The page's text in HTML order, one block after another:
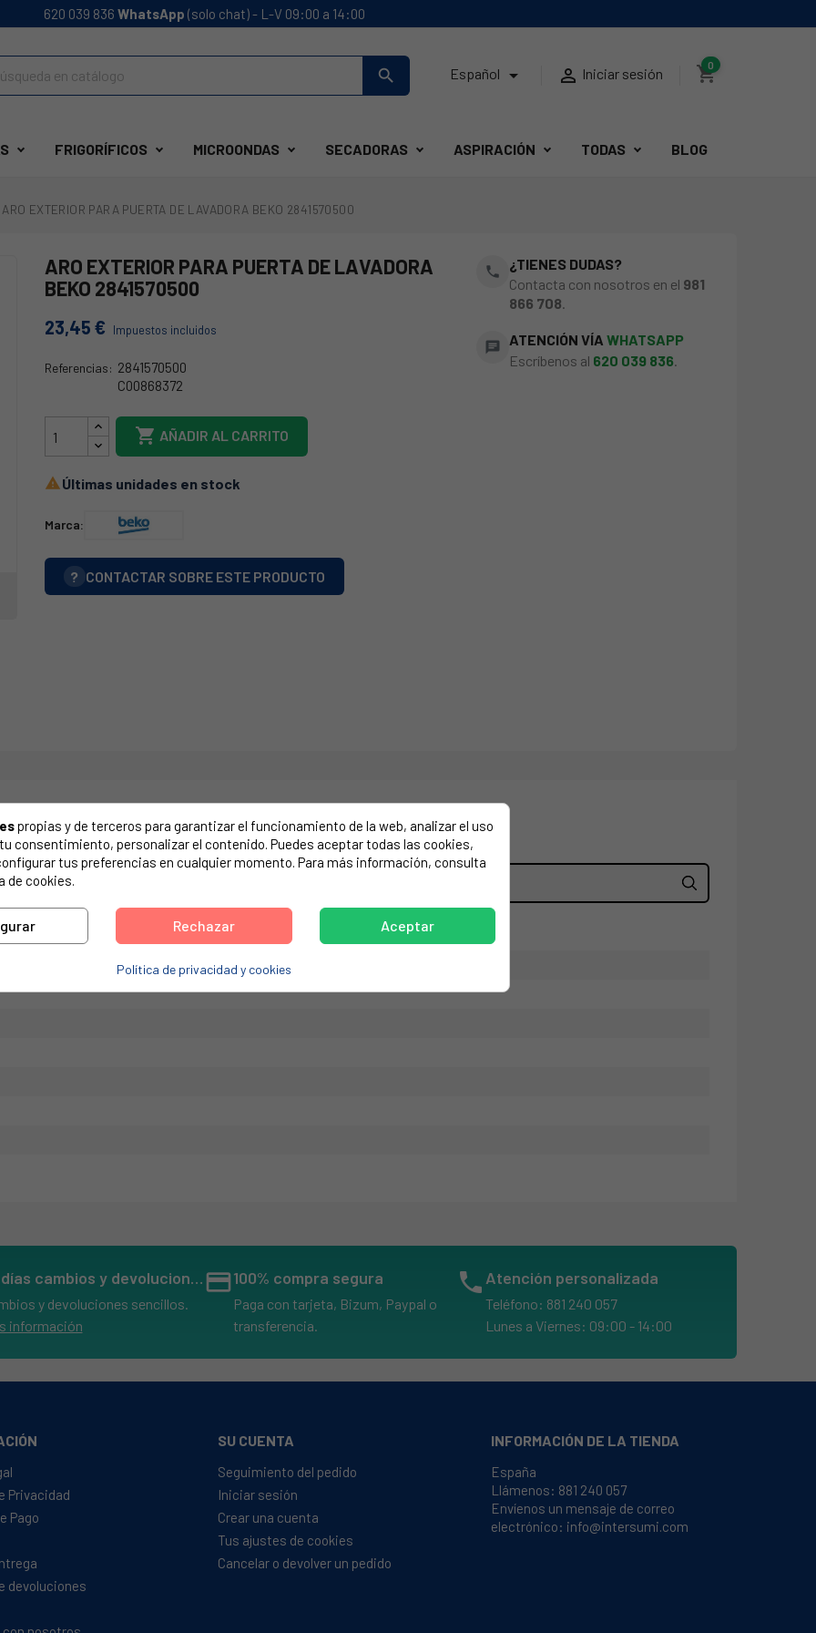
620 039 836 WhatsApp (solo chat) - L-V 09:00 a 14:00
search Español   Iniciar sesión shopping_cart
0
FRIGORÍFICOS MICROONDAS SECADORAS ASPIRACIÓN TODAS BLOG
ARO EXTERIOR PARA PUERTA DE LAVADORA BEKO 2841570500
ARO EXTERIOR PARA PUERTA DE LAVADORA
BEKO 2841570500
23,45 € Impuestos incluidos
Referencias: 2841570500
C00868372
 AÑADIR AL CARRITO
 Últimas unidades en stock
Marca:
? CONTACTAR SOBRE ESTE PRODUCTO
phone
¿TIENES DUDAS?
Contacta con nosotros en el 981
866 708.
chat ATENCIÓN VÍAWHATSAPP
Escríbenos al 620 039 836
tu electrodoméstico. Suele estar formado por números y letras.
BEKO 2841570500, C00868372.
E45100
B13 E4510
E45120
E451000
E45120
E451200
E45100
E45100
14 días cambios y devoluciones
y devoluciones sencillos.
información
credit_card100% compra segura
Paga con tarjeta, Bizum, Paypal o
transferencia.
phone Atención personalizada
Teléfono: 881 240 057
Lunes a Viernes: 09:00 - 14:00
Privacidad
Pago
devoluciones
SU CUENTA
Seguimiento del pedido
Iniciar sesión
Crear una cuenta
Tus ajustes de cookies
Cancelar o devolver un pedido
INFORMACIÓN DE LA TIENDA
España
Llámenos: 881 240 057
Envíenos un mensaje de correo
electrónico: info@intersumi.com
propias y de terceros para garantizar el funcionamiento de la web, analizar el uso
consentimiento, personalizar el contenido. Puedes aceptar todas las cookies,
tus preferencias en cualquier momento. Para más información, consulta
de cookies.
Rechazar Aceptar
Política de privacidad y cookies